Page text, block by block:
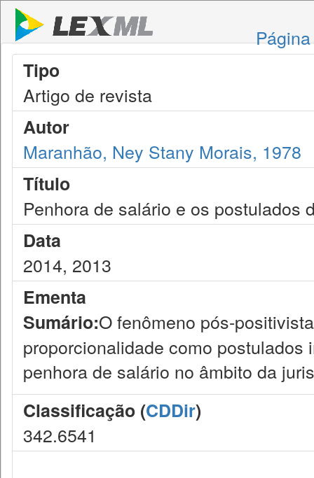
Tipo
Artigo de revista
Autor
Maranhão, Ney Stany Morais, 1978
Título
Penhora de salário e os postulados
Data
2014, 2013
Ementa
Sumário:O fenômeno pós-
proporcionalidade como
penhora de salário no âmbito da
Classificação (CDDir)
342.6541